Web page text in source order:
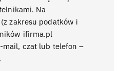
Na
zakresu podatków i
ifirma.pl
mail, czat lub telefon –
.